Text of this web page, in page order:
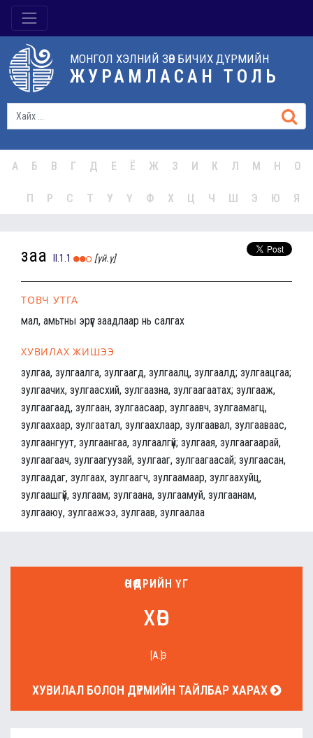
МОНГОЛ ХЭЛНИЙ ЗӨВ БИЧИХ ДҮРМИЙН
ЖУРАМЛАСАН ТОЛЬ
А Б В Г Д Е Ё Ж З И К Л М Н О
П Р С Т У Ү Ф Х Ц Ч Ш Э Ю Я
заа II.1.1 [үй.ү]
ТОВЧ УТГА
мал, амьтны эрүүг заадлаар нь салгах
ХУВИЛАХ ЖИШЭЭ
зулгаа, зулгаалга, зулгаагд, зулгаалц, зулгаалд; зулгаацгаа;
зулгаачих, зулгаасхий, зулгаазна, зулгаагаатах; зулгааж,
зулгаагаад, зулгаан, зулгаасаар, зулгаавч, зулгаамагц,
зулгаахаар, зулгаатал, зулгаахлаар, зулгаавал, зулгааваас,
зулгаангуут, зулгаангаа, зулгаалгүй; зулгаая, зулгаагаарай,
зулгаагаач, зулгаагуузай, зулгааг, зулгаагаасай; зулгаасан,
зулгаадаг, зулгаах, зулгаагч, зулгаамаар, зулгаахуйц,
зулгаашгүй, зулгаам; зулгаана, зулгаамуй, зулгаанам,
зулгааюу, зулгаажээ, зулгаав, зулгаалаа
ӨНӨӨДРИЙН ҮГ
хөв
[А.Ө]
ХУВИЛАЛ БОЛОН ДҮРМИЙН ТАЙЛБАР ХАРАХ